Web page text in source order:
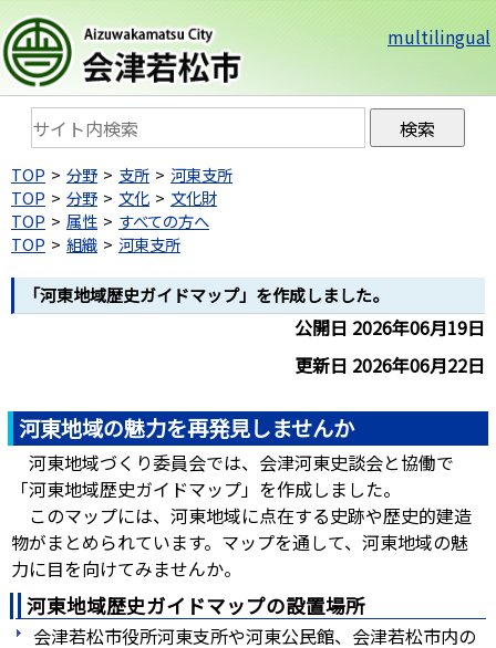
multilingual
TOP 分野 支所
河東支所
TOP
分野 文化
文化財
TOP
属性
すべての方へ
TOP
組織 河東支所
「河東地域歴史ガイドマップ」を作成しました。
公開日 2026年06月19日
更新日 2026年06月22日
河東地域の魅力を再発見しませんか
河東地域づくり委員会では、会津河東史談会と協働で
「河東地域歴史ガイドマップ」を作成しました。
このマップには、河東地域に点在する史跡や歴史的建造
物がまとめられています。マップを通して、河東地域の魅
力に目を向けてみませんか。
河東地域歴史ガイドマップの設置場所
会津若松市役所河東支所や河東公民館、会津若松市内の